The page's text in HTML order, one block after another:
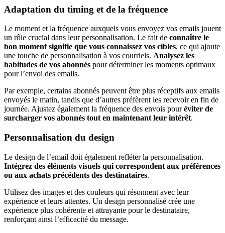
Adaptation du timing et de la fréquence
Le moment et la fréquence auxquels vous envoyez vos emails jouent
un rôle crucial dans leur personnalisation. Le fait de connaître le
bon moment signifie que vous connaissez vos cibles, ce qui ajoute
une touche de personnalisation à vos courriels. Analysez les
habitudes de vos abonnés pour déterminer les moments optimaux
pour l’envoi des emails.
Par exemple, certains abonnés peuvent être plus réceptifs aux emails
envoyés le matin, tandis que d’autres préfèrent les recevoir en fin de
journée. Ajustez également la fréquence des envois pouréviter de
surcharger vos abonnés tout en maintenant leur intérêt.
Personnalisation du design
Le design de l’email doit également refléter la personnalisation.
Intégrez des éléments visuels qui correspondent aux préférences
ou aux achats précédents des destinataires.
Utilisez des images et des couleurs qui résonnent avec leur
expérience et leurs attentes. Un design personnalisé crée une
expérience plus cohérente et attrayante pour le destinataire,
renforçant ainsi l’efficacité du message.